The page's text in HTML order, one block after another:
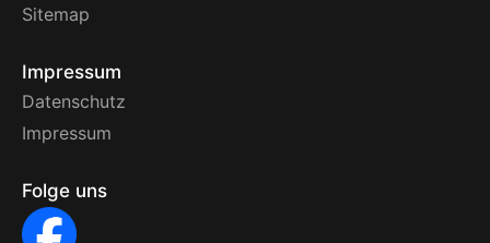
Sitemap
Impressum
Datenschutz
Impressum
Folge uns